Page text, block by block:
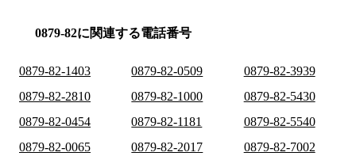
0879-82に関連する電話番号
0879-82-1403 0879-82-0509
0879-82-3939
0879-82-2810
0879-82-1000
0879-82-5430
0879-82-0454
0879-82-1181
0879-82-5540
0879-82-0065
0879-82-2017
0879-82-7002